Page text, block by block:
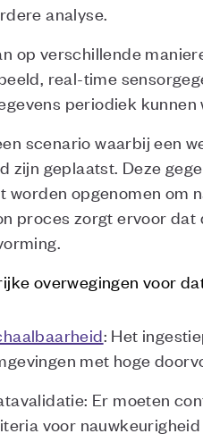
analyse.
op verschillende
real-time
periodiek
scenario waarbij een
zijn geplaatst. Deze
worden opgenomen om
proces zorgt ervoor
overwegingen voor
: Het
met hoge
Er moeten
voor